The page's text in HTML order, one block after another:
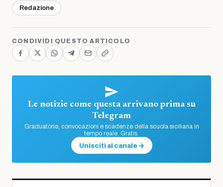
Redazione
CONDIVIDI QUESTO ARTICOLO
Le notizie come questa arrivano prima su
Telegram
Graduatorie, convocazioni e scadenze della scuola siciliana in
tempo reale. Gratis.
Unisciti al canale →